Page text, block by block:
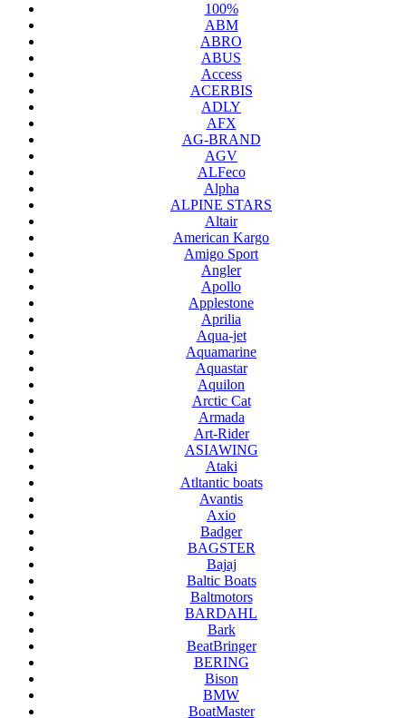
100%
ABM
ABRO
ABUS
Access
ACERBIS
ADLY
AFX
AG-BRAND
AGV
ALFeco
Alpha
ALPINE STARS
Altair
American Kargo
Amigo Sport
Angler
Apollo
Applestone
Aprilia
Aqua-jet
Aquamarine
Aquastar
Aquilon
Arctic Cat
Armada
Art-Rider
ASIAWING
Ataki
Atltantic boats
Avantis
Axio
Badger
BAGSTER
Bajaj
Baltic Boats
Baltmotors
BARDAHL
Bark
BeatBringer
BERING
Bison
BMW
BoatMaster